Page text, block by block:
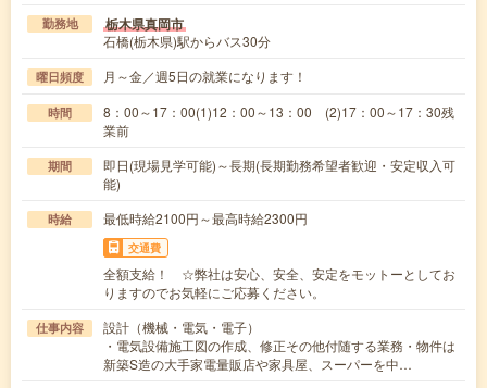
勤務地 栃木県真岡市
石橋(栃木県)駅からバス30分
曜日頻度 月～金／週5日の就業になります！
時間
8：00～17：00(1)12：00～13：00 (2)17：00～17：30残
業前
期間
即日(現場見学可能)～長期(長期勤務希望者歓迎・安定収入可
能)
時給 最低時給2100円～最高時給2300円
交通費
全額支給！ ☆弊社は安心、安全、安定をモットーとしてお
りますのでお気軽にご応募ください。
仕事内容
設計（機械・電気・電子）
・電気設備施工図の作成、修正その他付随する業務・物件は
新築S造の大手家電量販店や家具屋、スーパーを中…